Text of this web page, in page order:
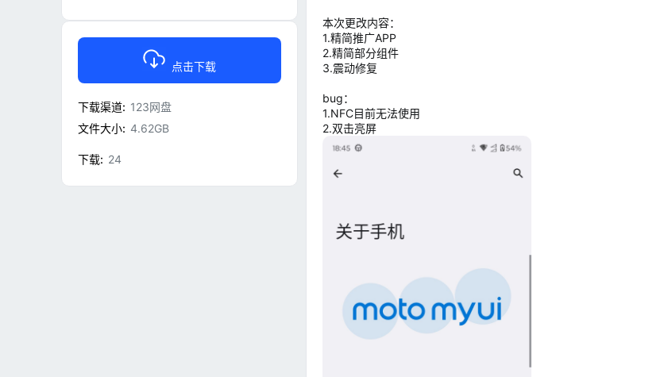
点击下载
下载渠道
123网盘
文件大小 4.62GB
下载 24
本次更改内容：
1.精简推广APP
2.精简部分组件
3.震动修复
bug：
1.NFC目前无法使用
2.双击亮屏